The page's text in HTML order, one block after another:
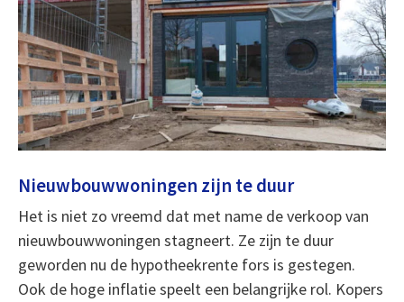
Nieuwbouwwoningen zijn te duur
Het is niet zo vreemd dat met name de verkoop van
nieuwbouwwoningen stagneert. Ze zijn te duur
geworden nu de hypotheekrente fors is gestegen.
Ook de hoge inflatie speelt een belangrijke rol. Kopers